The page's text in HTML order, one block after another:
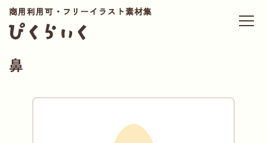
商用利用可・フリーイラスト素材集
鼻